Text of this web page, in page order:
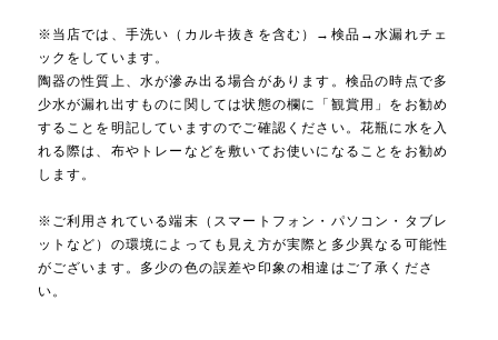
※当店では、手洗い（カルキ抜きを含む）→検品→水漏れチェ
ックをしています。
陶器の性質上、水が滲み出る場合があります。検品の時点で多
少水が漏れ出すものに関しては状態の欄に「観賞用」をお勧め
することを明記していますのでご確認ください。花瓶に水を入
れる際は、布やトレーなどを敷いてお使いになることをお勧め
します。
※ご利用されている端末（スマートフォン・パソコン・タブレ
ットなど）の環境によっても見え方が実際と多少異なる可能性
がございます。多少の色の誤差や印象の相違はご了承くださ
い。